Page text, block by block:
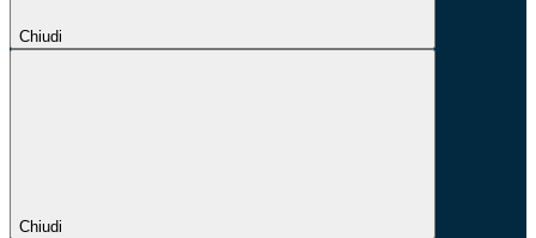
Chiudi
Chiudi